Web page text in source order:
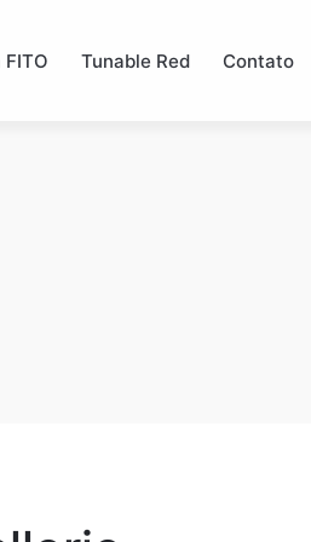
Tunable Red Contato